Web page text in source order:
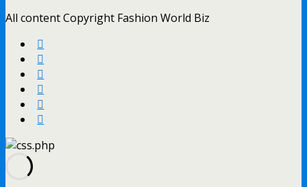
All content Copyright Fashion World Biz